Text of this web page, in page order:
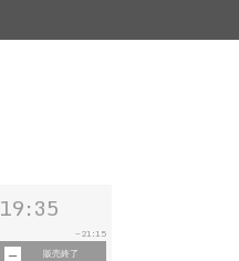
19:35
~ 21:15
販売終了